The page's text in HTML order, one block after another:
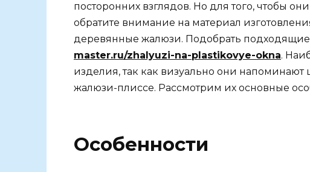
посторонних взглядов. Но для того, чтобы
обратите внимание на материал
деревянные жалюзи. Подобрать
master.ru/zhalyuzi-na-plastikovye-okna.
изделия, так как визуально они
жалюзи-плиссе. Рассмотрим их основные
Особенности